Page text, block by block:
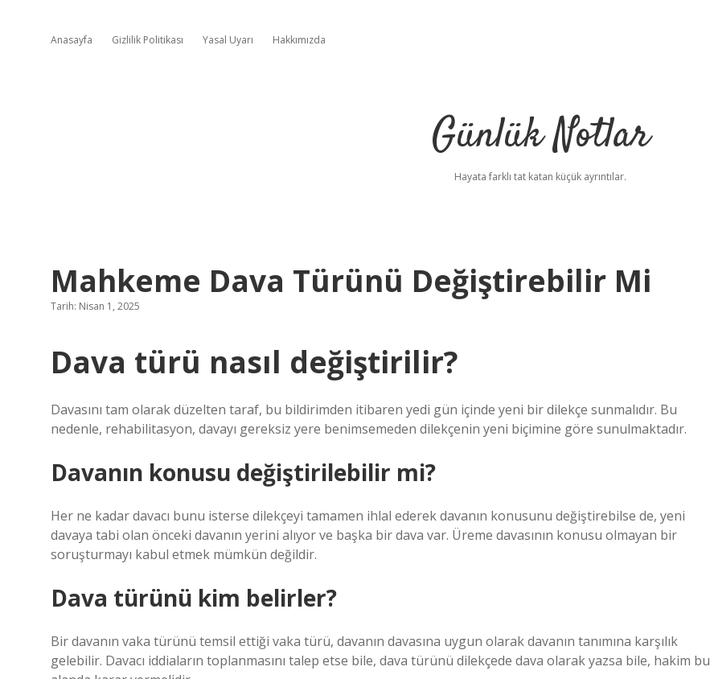
Anasayfa Gizlilik Politikası Yasal Uyarı Hakkımızda
Günlük Notlar
Hayata farklı tat katan küçük ayrıntılar.
Mahkeme Dava Türünü Değiştirebilir Mi
Tarih: Nisan 1, 2025
Dava türü nasıl değiştirilir?
Davasını tam olarak düzelten taraf, bu bildirimden itibaren yedi gün içinde yeni bir dilekçe sunmalıdır. Bu
nedenle, rehabilitasyon, davayı gereksiz yere benimsemeden dilekçenin yeni biçimine göre sunulmaktadır.
Davanın konusu değiştirilebilir mi?
Her ne kadar davacı bunu isterse dilekçeyi tamamen ihlal ederek davanın konusunu değiştirebilse de, yeni
davaya tabi olan önceki davanın yerini alıyor ve başka bir dava var. Üreme davasının konusu olmayan bir
soruşturmayı kabul etmek mümkün değildir.
Dava türünü kim belirler?
Bir davanın vaka türünü temsil ettiği vaka türü, davanın davasına uygun olarak davanın tanımına karşılık
gelebilir. Davacı iddiaların toplanmasını talep etse bile, dava türünü dilekçede dava olarak yazsa bile, hakim bu